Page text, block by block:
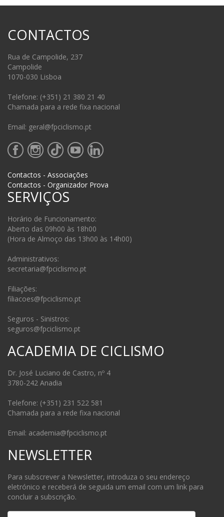
CONTACTOS
Rua de Campolide, 237
Campolide
1070-030 Lisboa
Telefone: (+351) 21 380 21 40
Chamada para a rede fixa nacional
Email: geral@fpciclismo.pt
Contactos - Associações
Contactos - Organizador Prova
SERVIÇOS
Horário de Funcionamento:
Aberto das 09h00 às 18h00
(Hora de Almoço das 13h00 às 14h00)
Administrativos:
secretaria@fpciclismo.pt
Filiações:
filiacoes@fpciclismo.pt
Seguros - Sinistros:
seguros@fpciclismo.pt
ACADEMIA DE CICLISMO
Dr. José Luciano de Castro, nº 4
3780-242 Anadia
Telefone: (+351) 231 522 581
Chamada para a rede fixa nacional
Email: academia@fpciclismo.pt
NEWSLETTER
Para subscrever a Newsletter, introduza o seu endereço
eletrónico e receberá de seguida um email com um link para
concluir a subscrição.
Email